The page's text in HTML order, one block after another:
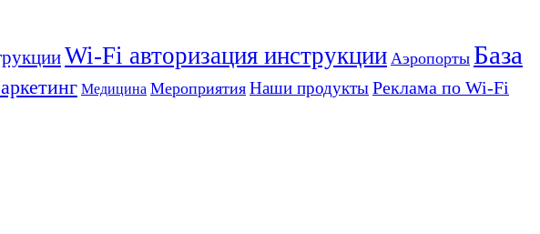
Wi-Fi авторизация инструкции Аэропорты База
Медицина Мероприятия Наши продуктыРеклама по Wi-Fi